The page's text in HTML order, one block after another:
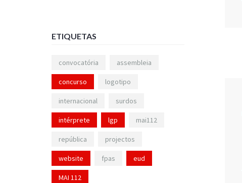
ETIQUETAS
convocatória assembleia
concurso logotipo
internacional surdos
intérprete lgp mai112
república projectos
website fpas eud
MAI 112